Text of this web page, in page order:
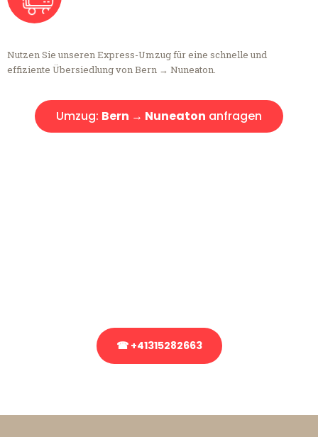
Nutzen Sie unseren Express-Umzug für eine schnelle und
effiziente Übersiedlung von Bern → Nuneaton.
Umzug: Bern → Nuneaton anfragen
☎ +41315282663